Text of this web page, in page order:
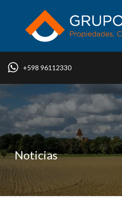
+598 96112330
Noticias